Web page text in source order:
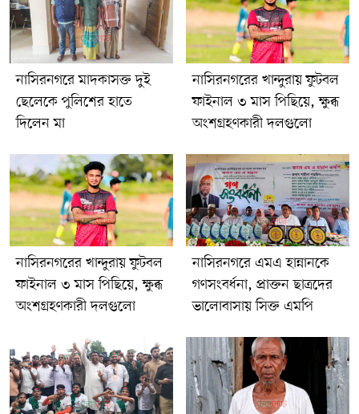
নৌপথে তার মৃত্যু হয়।নিহতের চাচা মো. ইউসুফ ভূইয়া জানান,
হাসপাতালে নেওয়ার পথে নৌকাতেই জান্নাতের মৃত্যু হয়। কী কারণে তিনি
এমন সিদ্ধান্ত নিয়েছিলেন, তা পরিবারের সদস্যরা নিশ্চিতভাবে জানাতে
পারেননি।নাসিরনগর থানার ভারপ্রাপ্ত কর্মকর্তা (ওসি) মোহাম্মদ শাহিনুল
ইসলাম জানান, প্রাথমিকভাবে ঘটনাটি আত্মহত্যা বলে ধারণা করা হচ্ছে।
তবে মৃত্যুর প্রকৃত কারণ ময়নাতদন্তের প্রতিবেদন পাওয়ার পর নিশ্চিত
হওয়া যাবে। ময়নাতদন্ত শেষে মরদেহ পরিবারের কাছে হস্তান্তর করা
হয়েছে। এ ঘটনায় থানায় একটি অপমৃত্যু মামলা দায়ের করা হয়েছে।
নাসিরনগরে মাদকাসক্ত দুই
ছেলেকে পুলিশের হাতে
দিলেন মা
নাসিরনগরের খান্দুরায় ফুটবল
ফাইনাল ৩ মাস পিছিয়ে, ক্ষুব্ধ
অংশগ্রহণকারী দলগুলো
নাসিরনগরের খান্দুরায় ফুটবল
ফাইনাল ৩ মাস পিছিয়ে, ক্ষুব্ধ
অংশগ্রহণকারী দলগুলো
নাসিরনগরে এমএ হান্নানকে
গণসংবর্ধনা, প্রাক্তন ছাত্রদের
ভালোবাসায় সিক্ত এমপি